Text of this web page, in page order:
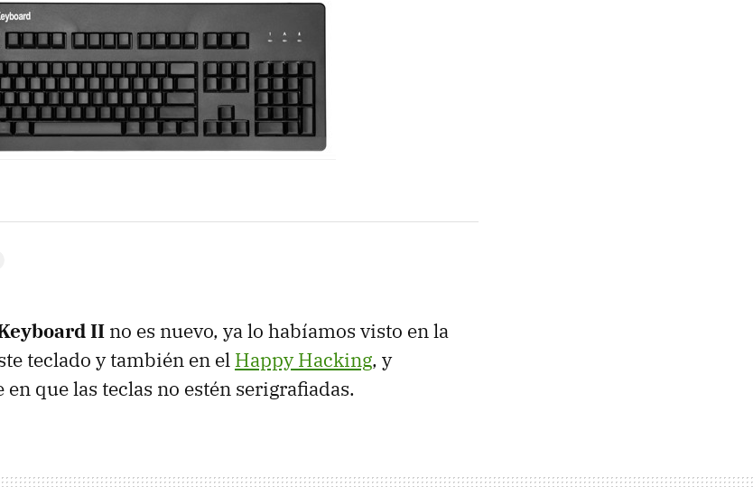
II no es nuevo, ya lo habíamos visto en la
teclado y también en el Happy Hacking, y
que las teclas no estén serigrafiadas.